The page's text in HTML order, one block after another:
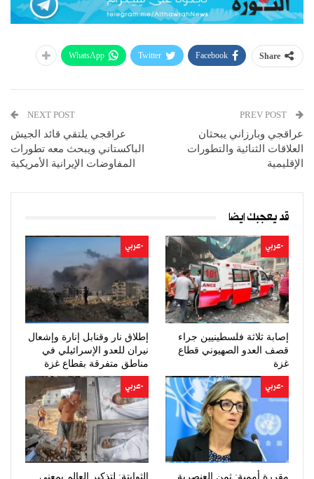
Share
Facebook
Twitter
WhatsApp
عراقجي وبارزاني يبحثان
العلاقات الثنائية والتطورات
الإقليمية
NEXT POST
عراقجي يلتقي قائد الجيش
الباكستاني ويبحث معه تطورات
المفاوضات الإيرانية الأمريكية
قد يعجبك ايضا
-عربي
إصابة ثلاثة فلسطينيين جراء
قصف العدو الصهيوني قطاع
غزة
-عربي
إطلاق نار وقنابل إنارة وإشعال
نيران للعدو الإسرائيلي في
مناطق متفرقة بقطاع غزة
-عربي
مقررة أممية: ثمن العنصرية
-عربي
الثوابتة: لتذكير العالم بمعنى